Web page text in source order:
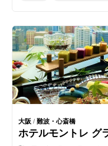
大阪 /難波・心斎橋
ホテルモントレ グ